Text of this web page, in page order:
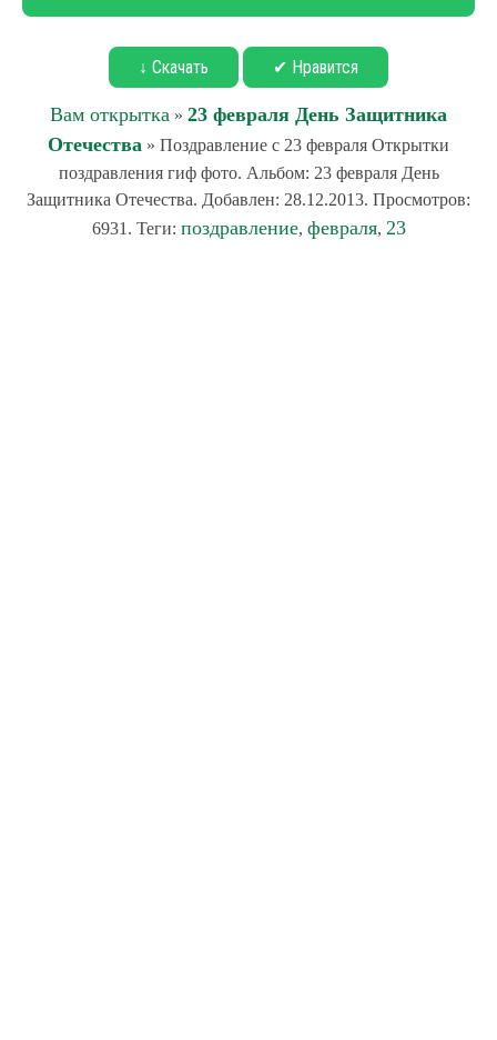
↓ Скачать ✔ Нравится
Вам открытка » 23 февраля День Защитника
Отечества » Поздравление с 23 февраля Открытки
поздравления гиф фото. Альбом: 23 февраля День
Защитника Отечества. Добавлен: 28.12.2013. Просмотров:
6931. Теги: поздравление, февраля, 23